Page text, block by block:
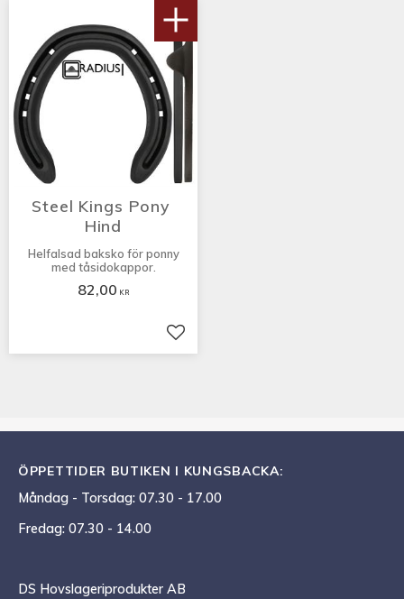
Steel Kings Pony
Hind
Helfalsad baksko för ponny
med tåsidokappor.
82,00 KR
Lägg till i favoriter
ÖPPETTIDER BUTIKEN I KUNGSBACKA:
Måndag - Torsdag: 07.30 - 17.00
Fredag: 07.30 - 14.00
DS Hovslageriprodukter AB